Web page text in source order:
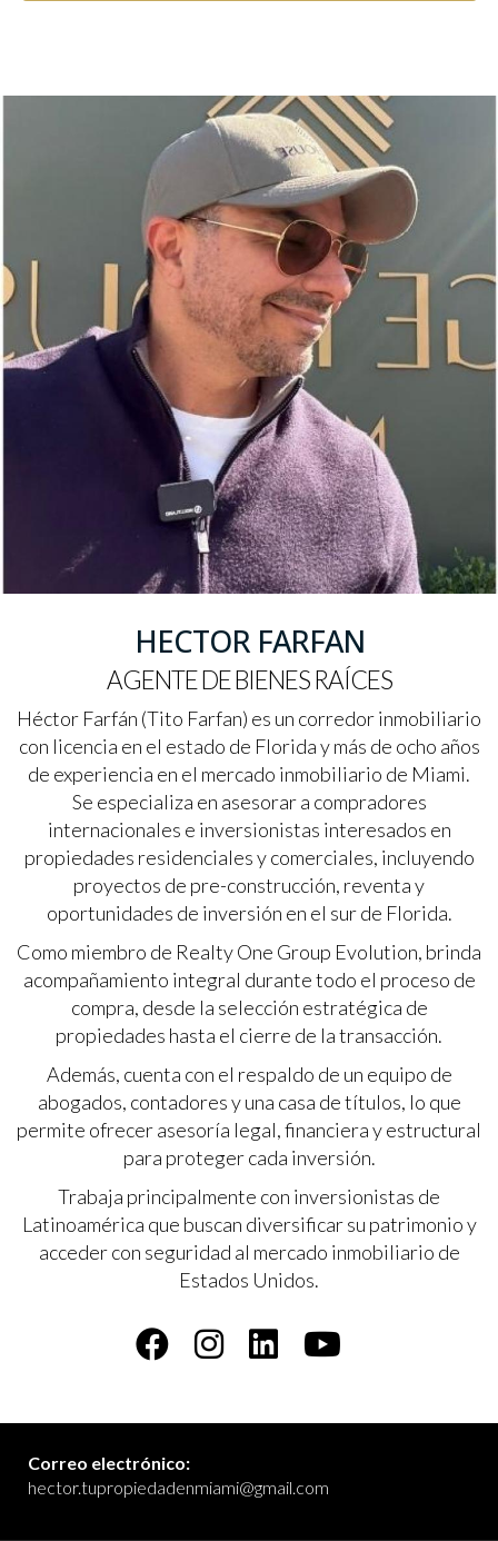
HECTOR FARFAN
AGENTE DE BIENES RAÍCES
Héctor Farfán (Tito Farfan) es un corredor inmobiliario
con licencia en el estado de Florida y más de ocho años
de experiencia en el mercado inmobiliario de Miami.
Se especializa en asesorar a compradores
internacionales e inversionistas interesados en
propiedades residenciales y comerciales, incluyendo
proyectos de pre-construcción, reventa y
oportunidades de inversión en el sur de Florida.
Como miembro de Realty One Group Evolution, brinda
acompañamiento integral durante todo el proceso de
compra, desde la selección estratégica de
propiedades hasta el cierre de la transacción.
Además, cuenta con el respaldo de un equipo de
abogados, contadores y una casa de títulos, lo que
permite ofrecer asesoría legal, financiera y estructural
para proteger cada inversión.
Trabaja principalmente con inversionistas de
Latinoamérica que buscan diversificar su patrimonio y
acceder con seguridad al mercado inmobiliario de
Estados Unidos.
Correo electrónico:
hector.tupropiedadenmiami@gmail.com